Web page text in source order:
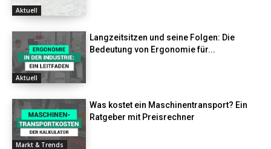
Aktuell
Aktuell
Langzeitsitzen und seine Folgen: Die
Bedeutung von Ergonomie für...
Markt & Trends
Was kostet ein Maschinentransport? Ein
Ratgeber mit Preisrechner